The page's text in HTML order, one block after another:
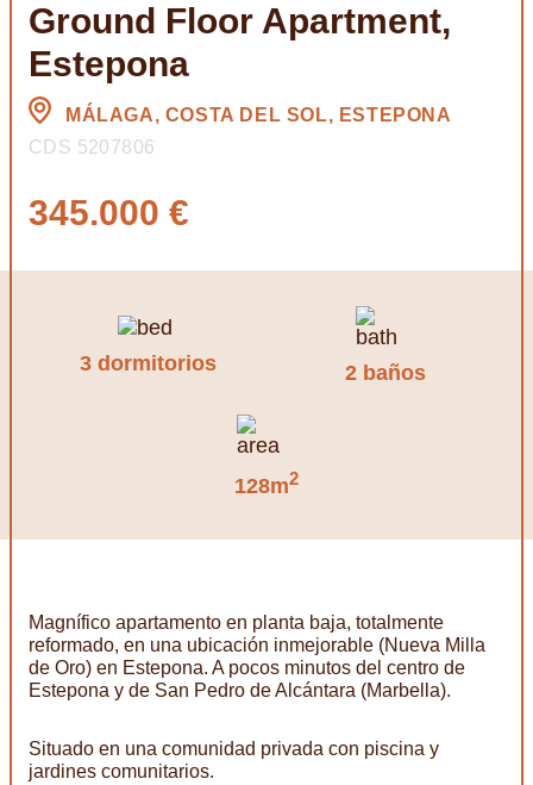
Ground Floor Apartment,
Estepona
MÁLAGA, COSTA DEL SOL, ESTEPONA
CDS 5207806
345.000 €
3 dormitorios 2 baños
128m2
Magnífico apartamento en planta baja, totalmente
reformado, en una ubicación inmejorable (Nueva Milla
de Oro) en Estepona. A pocos minutos del centro de
Estepona y de San Pedro de Alcántara (Marbella).
Situado en una comunidad privada con piscina y
jardines comunitarios.